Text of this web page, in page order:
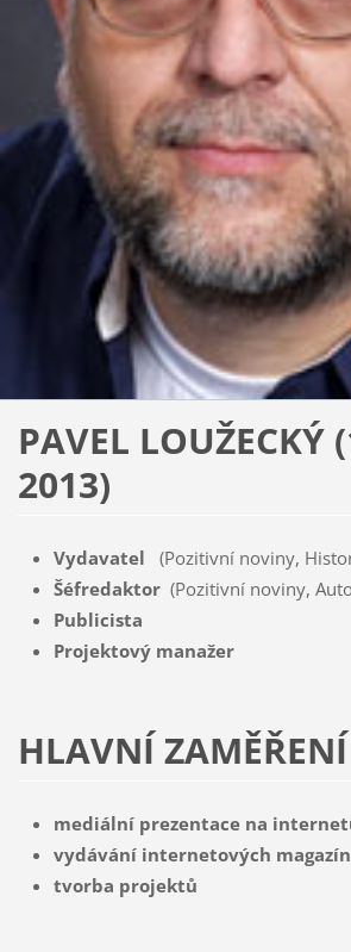
PAVEL LOUŽECKÝ
2013)
Vydavatel (Pozitivní noviny,
Šéfredaktor (Pozitivní noviny,
Publicista
Projektový manažer
HLAVNÍ ZAMĚŘENÍ
mediální prezentace na
vydávání internetových
tvorba projektů